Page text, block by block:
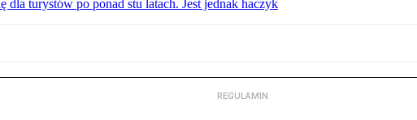
dla turystów po ponad stu latach. Jest jednak haczyk
REGULAMIN